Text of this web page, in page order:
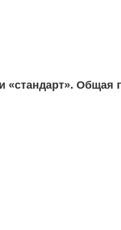
«стандарт». Общая